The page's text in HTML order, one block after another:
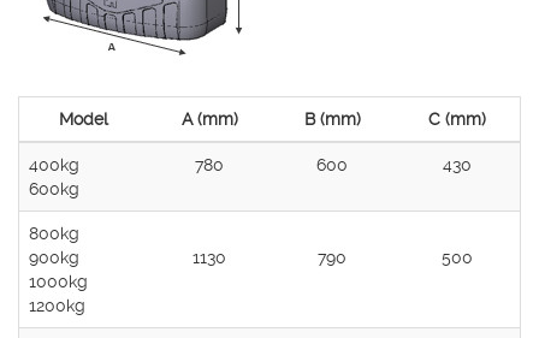
Model A (mm) B (mm) C (mm)
400kg
600kg
780 600 430
800kg
900kg
1000kg
1200kg
1130 790 500